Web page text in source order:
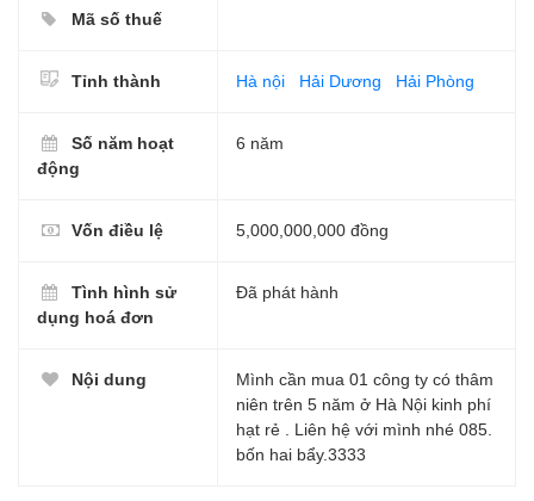
Mã số thuế
Tỉnh thành Hà nội Hải Dương Hải Phòng
Số năm hoạt
động
6 năm
Vốn điều lệ 5,000,000,000 đồng
Tình hình sử
dụng hoá đơn
Đã phát hành
Nội dung
Mình cần mua 01 công ty có thâm
niên trên 5 năm ở Hà Nội kinh phí
hạt rẻ . Liên hệ với mình nhé 085.
bốn hai bẩy.3333